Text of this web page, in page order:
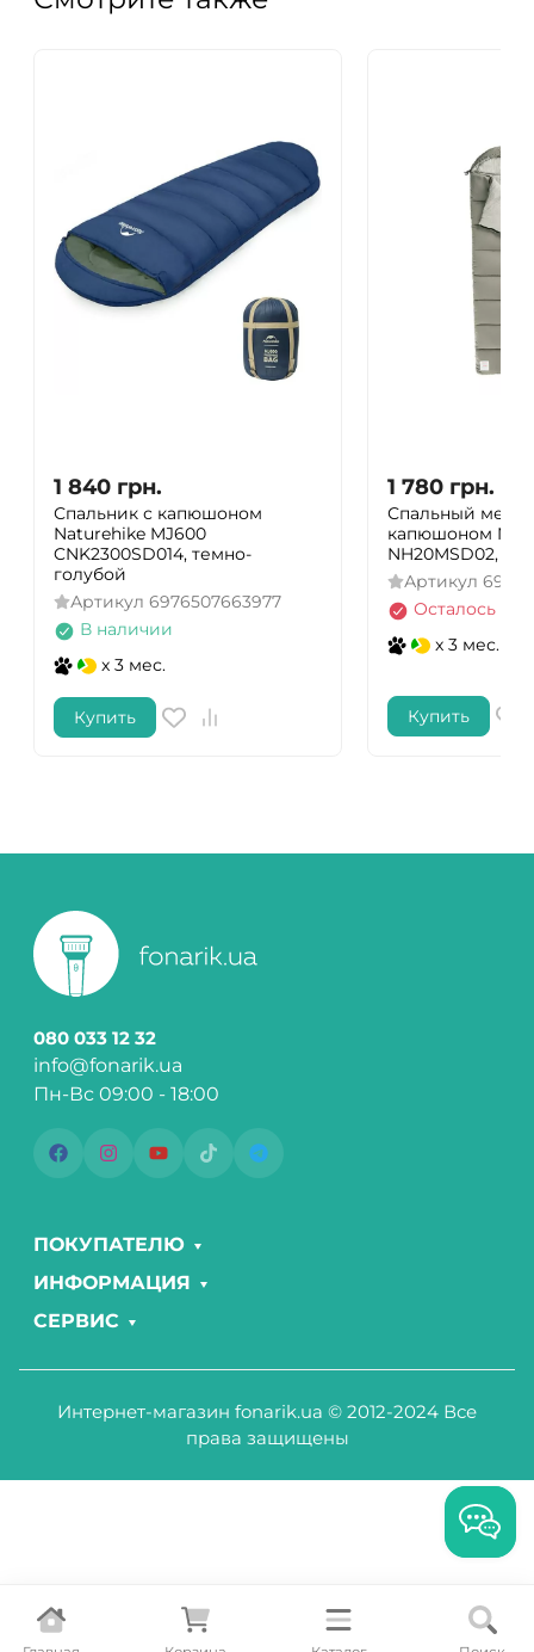
1 840 грн.
Спальник с капюшоном
Naturehike MJ600
CNK2300SD014, темно-
голубой
Артикул 6976507663977
В наличии
x 3 мес.
Купить
1 780 грн.
Спальный
капюшоном
NH20MSD02,
Артикул
Осталось
x 3 мес.
Купить
080 033 12 32
info@fonarik.ua
Пн-Вс 09:00 - 18:00
ПОКУПАТЕЛЮ
ИНФОРМАЦИЯ
СЕРВИС
Интернет-магазин fonarik.ua © 2012-2024 Все
права защищены